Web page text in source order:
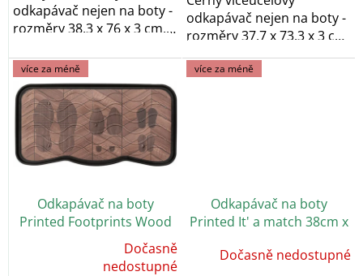
odkapávač nejen na boty -
rozměry 38,3 x 76 x 3 cm,
odkapávač nejen na boty -
rozměry 37,7 x 73,3 x 3 cm,
vyrobeno z...
více za méně
Odkapávač na boty
Printed Footprints Wood
38cm x 75cmDočasně
nedostupné
více za méně
Odkapávač na boty
Printed It' a match 38cm x
Dočasně nedostupné